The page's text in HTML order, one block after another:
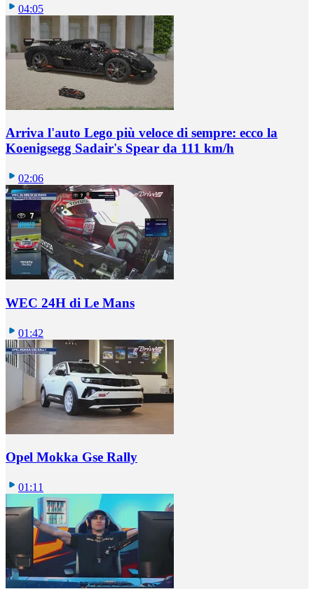
04:05
Arriva l'auto Lego più veloce di sempre: ecco la
Koenigsegg Sadair's Spear da 111 km/h
02:06
WEC 24H di Le Mans
01:42
Opel Mokka Gse Rally
01:11